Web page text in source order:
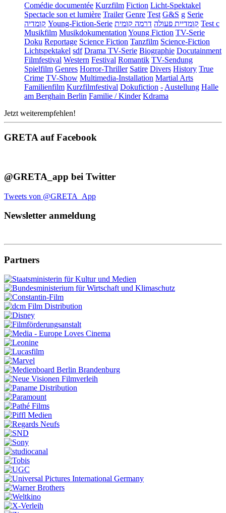
Comédie documentée Kurzfilm Fiction Licht-Spektakel
Spectacle son et lumière Trailer Genre Test G&S g Serie
קומדיה Young-Fiction-Serie קומדיית פעולה דרמה קומית
Test c
Musikfilm Musikdokumentation Young Fiction TV-Serie
Doku Reportage Science Fiction Tanzfilm Science-Fiction
Lichtspektakel sdf Drama TV-Serie Biographie Docutainment
Filmfestival Western Festival Romantik TV-Sendung
Spielfilm Genres Horror-Thriller Satire Divers History True
Crime TV-Show Multimedia-Installation Martial Arts
Familienfilm Kurzfilmfestival Dokufiction - Austellung Halle
am Berghain Berlin Familie / Kinder Kdrama
Jetzt weiterempfehlen!
GRETA auf Facebook
@GRETA_app bei Twitter
Tweets von @GRETA_App
Newsletter anmeldung
Partners